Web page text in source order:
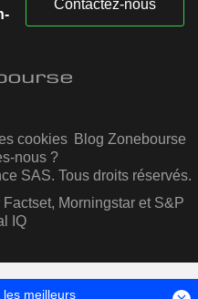
Contactez-nous
cookies Blog Zonebourse
nous ?
SAS. Tous droits réservés.
Morningstar et S&P
IQ
meilleurs